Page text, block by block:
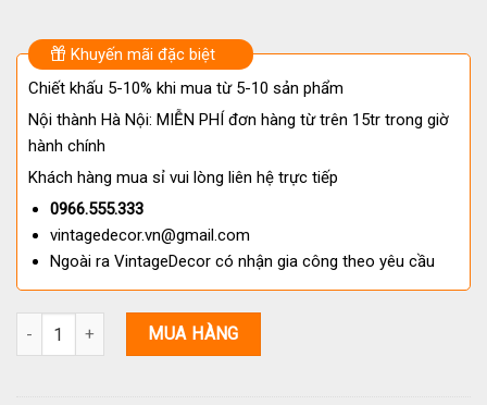
Khuyến mãi đặc biệt
Chiết khấu 5-10% khi mua từ 5-10 sản phẩm
Nội thành Hà Nội: MIỄN PHÍ đơn hàng từ trên 15tr trong giờ
hành chính
Khách hàng mua sỉ vui lòng liên hệ trực tiếp
0966.555.333
vintagedecor.vn@gmail.com
Ngoài ra VintageDecor có nhận gia công theo yêu cầu
Nhà Gỗ Homestay S48 Gỗ Thông Tự Nhiên Cao Cấp số lượng
MUA HÀNG